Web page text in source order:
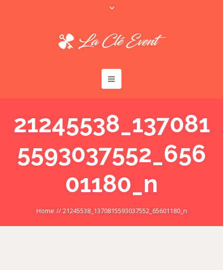
21245538_137081
5593037552_656
01180_n
Home //21245538_1370815593037552_65601180_n